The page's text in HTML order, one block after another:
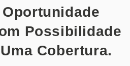
Possibilidade
Cobertura.